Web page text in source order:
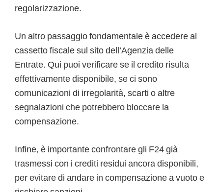
regolarizzazione.
Un altro passaggio fondamentale è accedere al
cassetto fiscale sul sito dell’Agenzia delle
Entrate. Qui puoi verificare se il credito risulta
effettivamente disponibile, se ci sono
comunicazioni di irregolarità, scarti o altre
segnalazioni che potrebbero bloccare la
compensazione.
Infine, è importante confrontare gli F24 già
trasmessi con i crediti residui ancora disponibili,
per evitare di andare in compensazione a vuoto e